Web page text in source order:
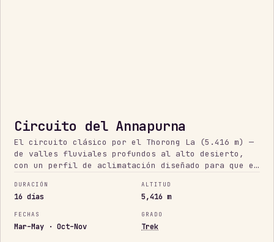
Circuito del Annapurna
El circuito clásico por el Thorong La (5.416 m) —
de valles fluviales profundos al alto desierto,
con un perfil de aclimatación diseñado para que el
DURACIÓN
16 días
ALTITUD
5,416 m
FECHAS
Mar–May · Oct–Nov
GRADO
Trek